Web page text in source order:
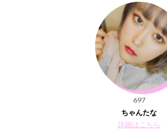
697
ちゃんたな
詳細はこちら